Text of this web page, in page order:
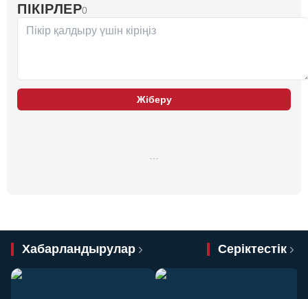
ПІКІРЛЕР0
Жіберу
Хабарландырулар Серіктестік